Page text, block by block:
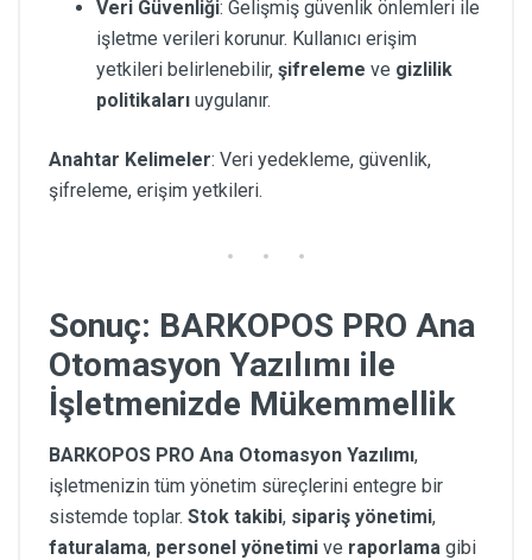
Veri Güvenliği: Gelişmiş güvenlik önlemleri ile
işletme verileri korunur. Kullanıcı erişim
yetkileri belirlenebilir, şifreleme ve gizlilik
politikaları uygulanır.
Anahtar Kelimeler: Veri yedekleme, güvenlik,
şifreleme, erişim yetkileri.
Sonuç: BARKOPOS PRO Ana
Otomasyon Yazılımı ile
İşletmenizde Mükemmellik
BARKOPOS PRO Ana Otomasyon Yazılımı,
işletmenizin tüm yönetim süreçlerini entegre bir
sistemde toplar. Stok takibi, sipariş yönetimi,
faturalama, personel yönetimi ve raporlama gibi